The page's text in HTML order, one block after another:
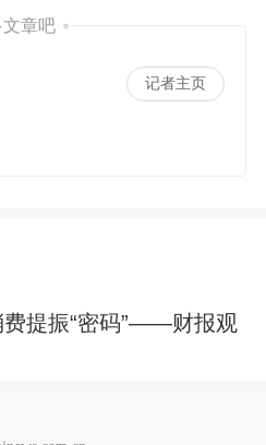
章吧
记者主页
费提振“密码”——财报观